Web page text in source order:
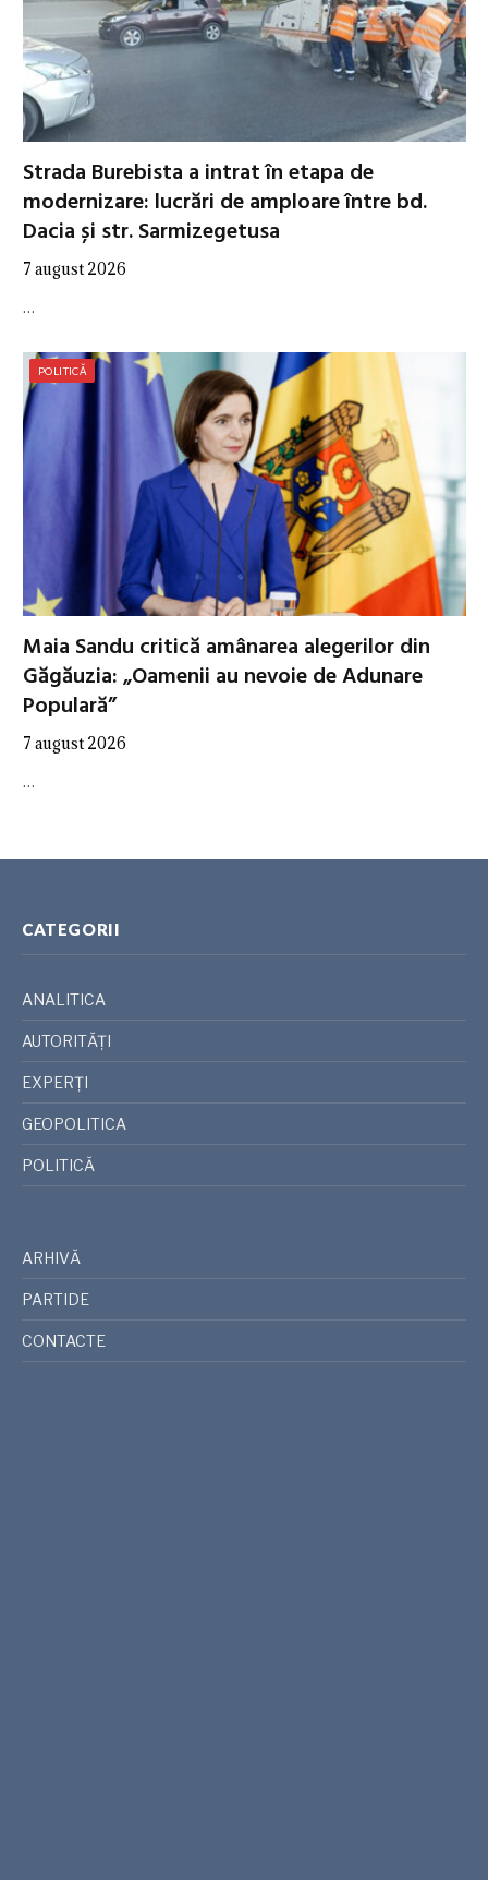
Strada Burebista a intrat în etapa de
modernizare: lucrări de amploare între bd.
Dacia și str. Sarmizegetusa
7 august 2026
…
POLITICĂ
Maia Sandu critică amânarea alegerilor din
Găgăuzia: „Oamenii au nevoie de Adunare
Populară”
7 august 2026
…
CATEGORII
ANALITICA
AUTORITĂȚI
EXPERȚI
GEOPOLITICA
POLITICĂ
ARHIVĂ
PARTIDE
CONTACTE